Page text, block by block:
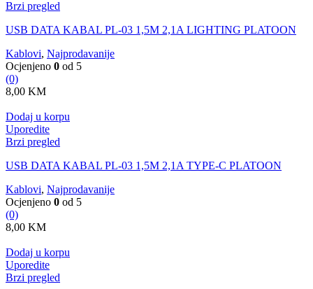
Brzi pregled
USB DATA KABAL PL-03 1,5M 2,1A LIGHTING PLATOON
Kablovi, Najprodavanije
Ocjenjeno 0 od 5
(0)
8,00 KM
Dodaj u korpu
Uporedite
Brzi pregled
USB DATA KABAL PL-03 1,5M 2,1A TYPE-C PLATOON
Kablovi, Najprodavanije
Ocjenjeno 0 od 5
(0)
8,00 KM
Dodaj u korpu
Uporedite
Brzi pregled